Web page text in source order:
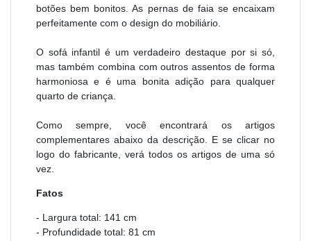
botões bem bonitos. As pernas de faia se encaixam
perfeitamente com o design do mobiliário.
O sofá infantil é um verdadeiro destaque por si só,
mas também combina com outros assentos de forma
harmoniosa e é uma bonita adição para qualquer
quarto de criança.
Como sempre, você encontrará os artigos
complementares abaixo da descrição. E se clicar no
logo do fabricante, verá todos os artigos de uma só
vez.
Fatos
- Largura total: 141 cm
- Profundidade total: 81 cm